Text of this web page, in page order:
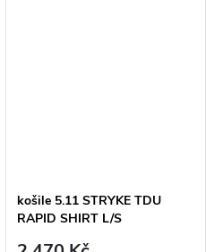
košile 5.11 STRYKE TDU
RAPID SHIRT L/S